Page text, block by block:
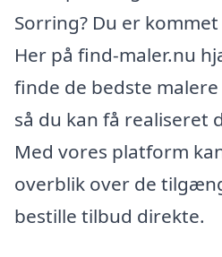
Sorring? Du er
Her på find-maler.nu
finde de bedste
så du kan få realiseret
Med vores platform
overblik over de
bestille tilbud direkte.